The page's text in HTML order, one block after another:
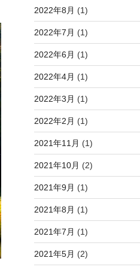
2022年8月 (1)
2022年7月 (1)
2022年6月 (1)
2022年4月 (1)
2022年3月 (1)
2022年2月 (1)
2021年11月 (1)
2021年10月 (2)
2021年9月 (1)
2021年8月 (1)
2021年7月 (1)
2021年5月 (2)